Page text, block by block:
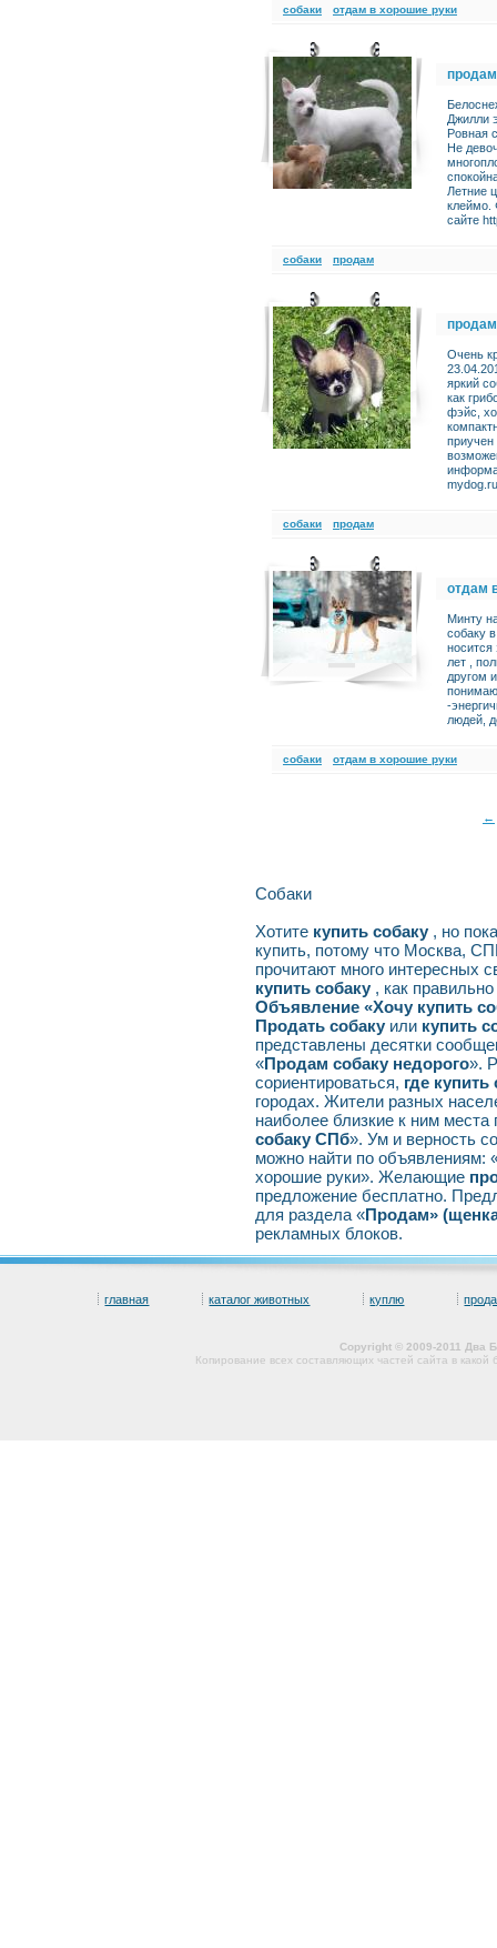
cобаки отдам в хорошие руки
продам
Джилли
Ровная
Не
Летние
клеймо.
сайте
cобаки продам
продам
Очень
яркий
как
фэйс,
приучен
mydog.ru
cобаки продам
отдам
Минту
собаку
носится
лет ,
другом
-
людей,
cобаки отдам в хорошие руки
←
Собаки
Хотите купить собаку , но
купить, потому что Москва,
прочитают много интересных
купить собаку , как
Объявление «Хочу купить
Продать собаку или купить
представлены десятки
«Продам собаку недорого».
сориентироваться, где
городах. Жители разных
наиболее близкие к ним
собаку СПб». Ум и верность
можно найти по объявлениям:
хорошие руки». Желающие
предложение бесплатно.
для раздела «Продам»
рекламных блоков.
главная каталог животных куплю
Copyright © 2009-2011 Два
Копирование всех составляющих частей сайта в